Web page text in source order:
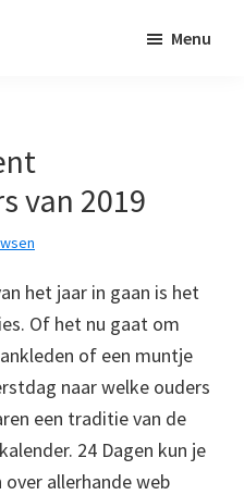
Menu
van 2019
het jaar in gaan is het
Of het nu gaat om
of een muntje
naar welke ouders
een traditie van de
24 Dagen kun je
allerhande web